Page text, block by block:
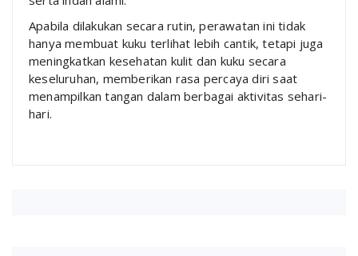
Apabila dilakukan secara rutin, perawatan ini tidak
hanya membuat kuku terlihat lebih cantik, tetapi juga
meningkatkan kesehatan kulit dan kuku secara
keseluruhan, memberikan rasa percaya diri saat
menampilkan tangan dalam berbagai aktivitas sehari-
hari.